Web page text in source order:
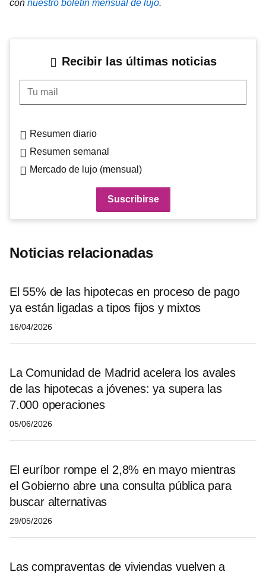
con nuestro boletín mensual de lujo.
Recibir las últimas noticias
Tu mail
Resumen diario
Resumen semanal
Mercado de lujo (mensual)
Noticias relacionadas
El 55% de las hipotecas en proceso de pago
ya están ligadas a tipos fijos y mixtos
16/04/2026
La Comunidad de Madrid acelera los avales
de las hipotecas a jóvenes: ya supera las
7.000 operaciones
05/06/2026
El euríbor rompe el 2,8% en mayo mientras
el Gobierno abre una consulta pública para
buscar alternativas
29/05/2026
Las compraventas de viviendas vuelven a